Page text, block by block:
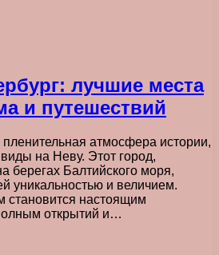
лучшие места
и путешествий
пленительная атмосфера истории,
на Неву. Этот город,
берегах Балтийского моря,
уникальностью и величием.
становится настоящим
открытий и…